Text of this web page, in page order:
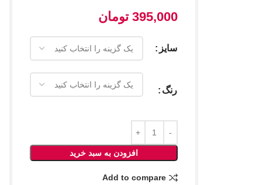
395,000 تومان
سایز
رنگ
افزودن به سبد خرید
Add to compare